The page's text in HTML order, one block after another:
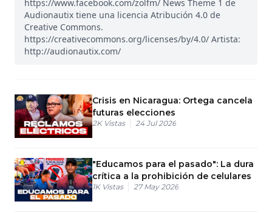
https://www.facebook.com/zolfm/ News Theme 1 de
Audionautix tiene una licencia Atribución 4.0 de
Creative Commons.
https://creativecommons.org/licenses/by/4.0/ Artista:
http://audionautix.com/
Crisis en Nicaragua: Ortega cancela
futuras elecciones
2K Vistas 24 Jul 2026
"Educamos para el pasado": La dura
crítica a la prohibición de celulares
1K Vistas 27 May 2026